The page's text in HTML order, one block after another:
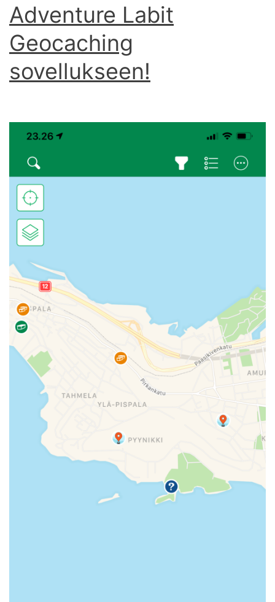
Adventure Labit
Geocaching
sovellukseen!